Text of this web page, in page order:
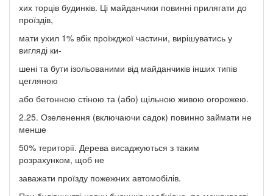
хих торців будинків. Ці майданчики повинні прилягати до
проїздів,
мати ухил 1% вбік проїжджої частини, вирішуватись у
вигляді ки-
шені та бути ізольованими від майданчиків інших типів
цегляною
або бетонною стіною та (або) щільною живою огорожею.
2.25. Озеленення (включаючи садок) повинно займати не
менше
50% території. Дерева висаджуються з таким
розрахунком, щоб не
заважати проїзду пожежних автомобілів.